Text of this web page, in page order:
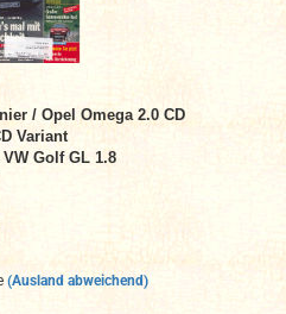
/ Opel Omega 2.0 CD
Variant
Golf GL 1.8
(Ausland abweichend)